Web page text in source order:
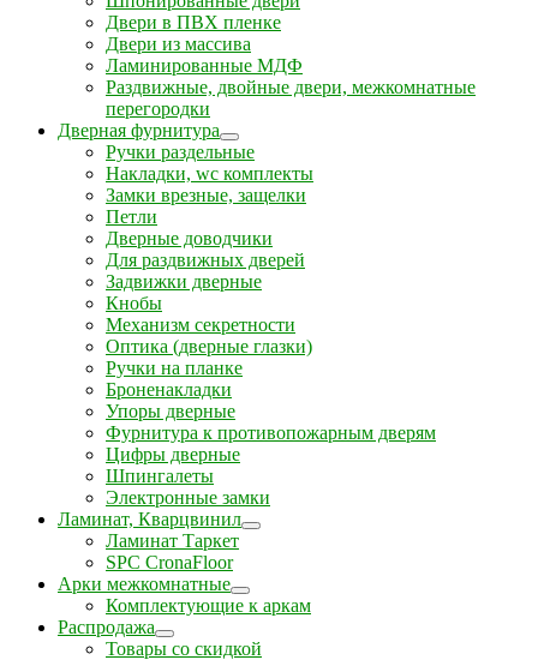
Двери в ПВХ пленке
Двери из массива
Ламинированные МДФ
Раздвижные, двойные двери, межкомнатные
перегородки
Дверная фурнитура
Ручки раздельные
Накладки, wc комплекты
Замки врезные, защелки
Петли
Дверные доводчики
Для раздвижных дверей
Задвижки дверные
Кнобы
Механизм секретности
Оптика (дверные глазки)
Ручки на планке
Броненакладки
Упоры дверные
Фурнитура к противопожарным дверям
Цифры дверные
Шпингалеты
Электронные замки
Ламинат, Кварцвинил
Ламинат Таркет
SPC CronaFloor
Арки межкомнатные
Комплектующие к аркам
Распродажа
Товары со скидкой